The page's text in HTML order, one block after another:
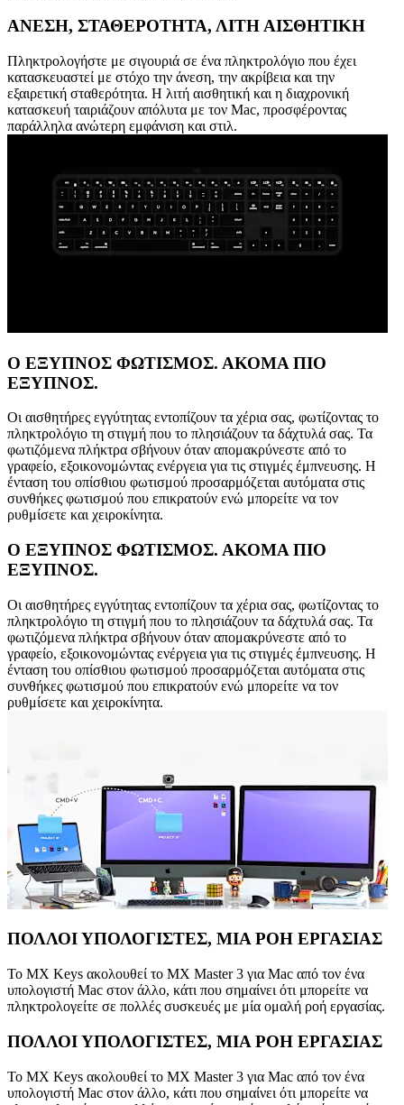
ΑΝΕΣΗ, ΣΤΑΘΕΡΟΤΗΤΑ, ΛΙΤΗ ΑΙΣΘΗΤΙΚΗ
Πληκτρολογήστε με σιγουριά σε ένα πληκτρολόγιο που έχει
κατασκευαστεί με στόχο την άνεση, την ακρίβεια και την
εξαιρετική σταθερότητα. Η λιτή αισθητική και η διαχρονική
κατασκευή ταιριάζουν απόλυτα με τον Mac, προσφέροντας
παράλληλα ανώτερη εμφάνιση και στιλ.
Ο ΕΞΥΠΝΟΣ ΦΩΤΙΣΜΟΣ. ΑΚΟΜΑ ΠΙΟ
ΕΞΥΠΝΟΣ.
Οι αισθητήρες εγγύτητας εντοπίζουν τα χέρια σας, φωτίζοντας το
πληκτρολόγιο τη στιγμή που το πλησιάζουν τα δάχτυλά σας. Τα
φωτιζόμενα πλήκτρα σβήνουν όταν απομακρύνεστε από το
γραφείο, εξοικονομώντας ενέργεια για τις στιγμές έμπνευσης. Η
ένταση του οπίσθιου φωτισμού προσαρμόζεται αυτόματα στις
συνθήκες φωτισμού που επικρατούν ενώ μπορείτε να τον
ρυθμίσετε και χειροκίνητα.
Ο ΕΞΥΠΝΟΣ ΦΩΤΙΣΜΟΣ. ΑΚΟΜΑ ΠΙΟ
ΕΞΥΠΝΟΣ.
Οι αισθητήρες εγγύτητας εντοπίζουν τα χέρια σας, φωτίζοντας το
πληκτρολόγιο τη στιγμή που το πλησιάζουν τα δάχτυλά σας. Τα
φωτιζόμενα πλήκτρα σβήνουν όταν απομακρύνεστε από το
γραφείο, εξοικονομώντας ενέργεια για τις στιγμές έμπνευσης. Η
ένταση του οπίσθιου φωτισμού προσαρμόζεται αυτόματα στις
συνθήκες φωτισμού που επικρατούν ενώ μπορείτε να τον
ρυθμίσετε και χειροκίνητα.
ΠΟΛΛΟΙ ΥΠΟΛΟΓΙΣΤΕΣ, ΜΙΑ ΡΟΗ ΕΡΓΑΣΙΑΣ
Το MX Keys ακολουθεί το MX Master 3 για Mac από τον ένα
υπολογιστή Mac στον άλλο, κάτι που σημαίνει ότι μπορείτε να
πληκτρολογείτε σε πολλές συσκευές με μία ομαλή ροή εργασίας.
ΠΟΛΛΟΙ ΥΠΟΛΟΓΙΣΤΕΣ, ΜΙΑ ΡΟΗ ΕΡΓΑΣΙΑΣ
Το MX Keys ακολουθεί το MX Master 3 για Mac από τον ένα
υπολογιστή Mac στον άλλο, κάτι που σημαίνει ότι μπορείτε να